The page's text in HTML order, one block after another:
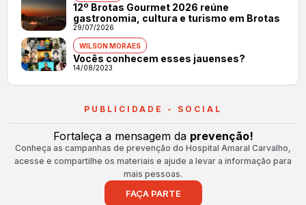
12º Brotas Gourmet 2026 reúne
gastronomia, cultura e turismo em Brotas
29/07/2026
WILSON MORAES
Vocês conhecem esses jauenses?
14/08/2023
PUBLICIDADE - SOCIAL
Fortaleça a mensagem da prevenção!
Conheça as campanhas de prevenção do Hospital Amaral Carvalho,
acesse e compartilhe os materiais e ajude a levar a informação para
mais pessoas.
FAÇA PARTE